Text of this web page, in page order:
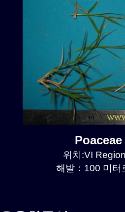
위치:VI
해발：100 미터